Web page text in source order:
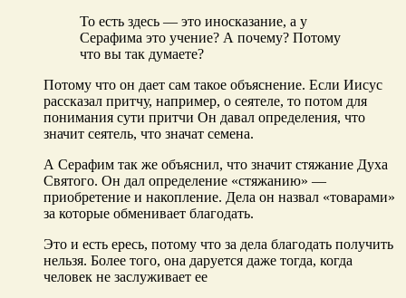
То есть здесь — это иносказание, а у
Серафима это учение? А почему? Потому
что вы так думаете?
Потому что он дает сам такое объяснение. Если Иисус
рассказал притчу, например, о сеятеле, то потом для
понимания сути притчи Он давал определения, что
значит сеятель, что значат семена.
А Серафим так же объяснил, что значит стяжание Духа
Святого. Он дал определение «стяжанию» —
приобретение и накопление. Дела он назвал «товарами»
за которые обменивает благодать.
Это и есть ересь, потому что за дела благодать получить
нельзя. Более того, она даруется даже тогда, когда
человек не заслуживает ее